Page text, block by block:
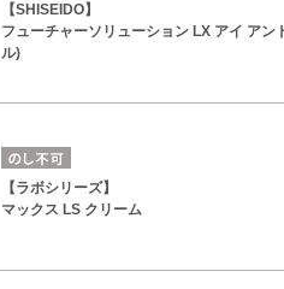
【SHISEIDO】
フューチャーソリューション LX アイ アン
ル)
【ラボシリーズ】
マックス LS クリーム